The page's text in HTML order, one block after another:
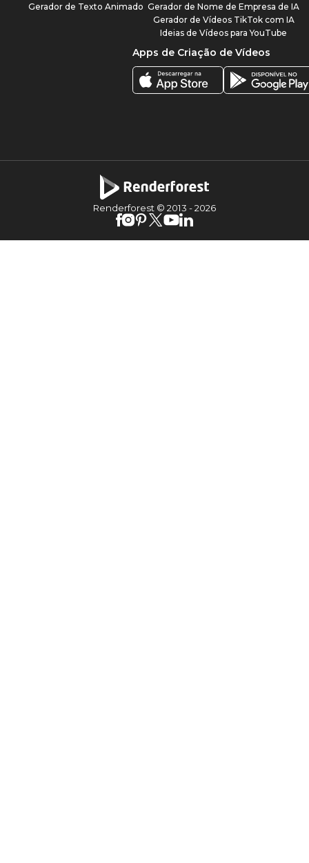
Gerador de Texto Animado Gerador de Nome de Empresa de IA
Gerador de Vídeos TikTok com IA
Ideias de Vídeos para YouTube
Apps de Criação de Vídeos
Renderforest © 2013 -2026